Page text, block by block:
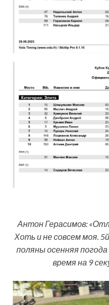
Антон Герасимов:
Хоть и не совсем моя.
поляны осенняя
время на 9